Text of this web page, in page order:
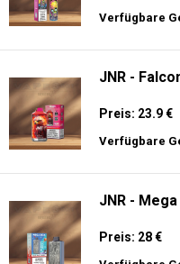
Verfügbare
JNR -
Preis: 23.9 €
Verfügbare
JNR -
Preis: 28 €